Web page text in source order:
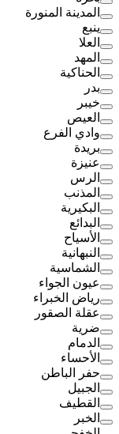
المدينة المنورة
ينبع
العلا
المهد
الحناكية
بدر
خيبر
العيص
وادي الفرع
بريدة
عنيزة
الرس
المذنب
البكيرية
البدائع
الأسياح
النبهانية
الشماسية
عيون الجواء
رياض الخبراء
عقلة الصقور
ضرية
الدمام
الأحساء
حفر الباطن
الجبيل
القطيف
الخبر